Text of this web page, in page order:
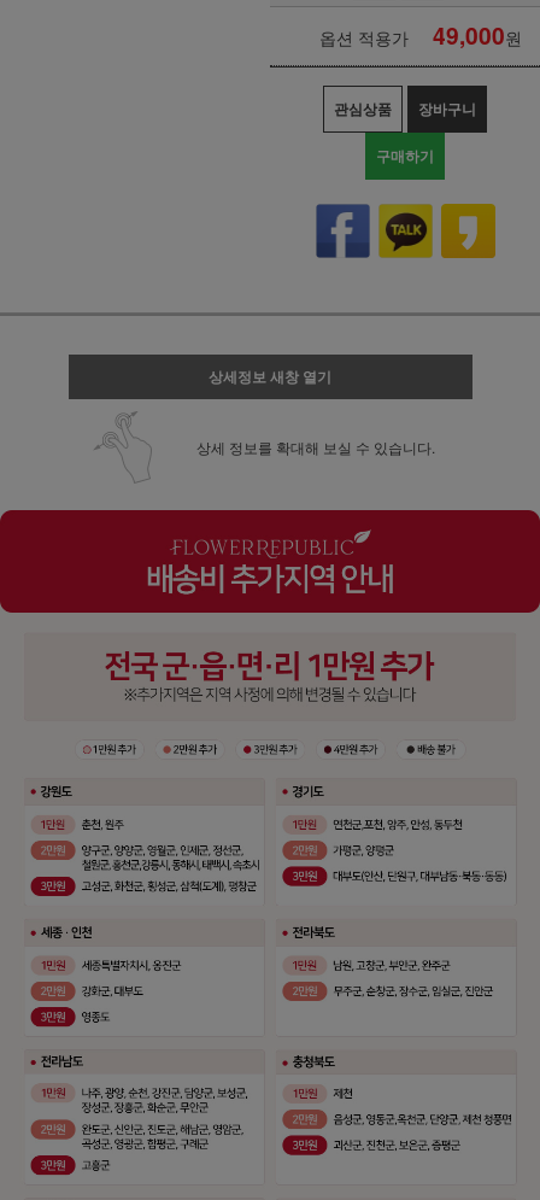
옵션 적용가 49,000원
관심상품 장바구니
구매하기
상세정보 새창 열기
상세 정보를 확대해 보실 수 있습니다.